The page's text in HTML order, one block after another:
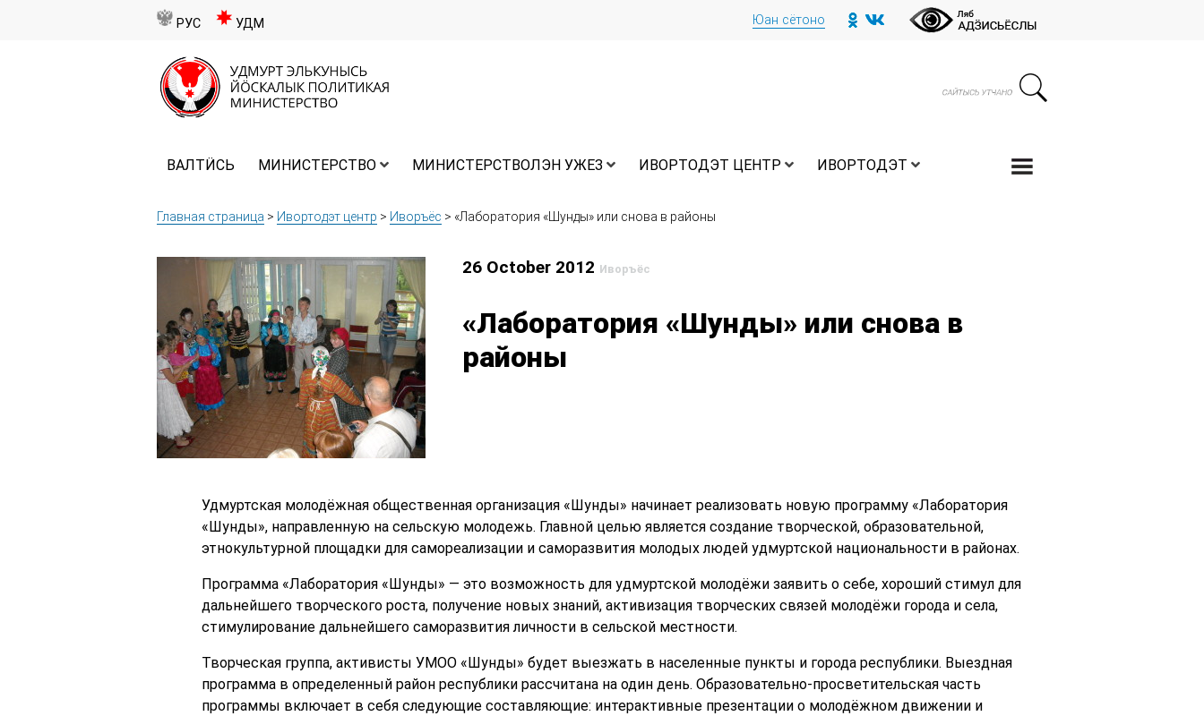
РУС УДМ Юан сётоно
ВАЛТӤСЬ МИНИСТЕРСТВО МИНИСТЕРСТВОЛЭН УЖЕЗ ИВОРТОДЭТ ЦЕНТР ИВОРТОДЭТ
Главная страница > Ивортодэт центр > Иворъёс > «Лаборатория «Шунды» или снова в районы
26 October 2012 Иворъёс
«Лаборатория «Шунды» или снова в
районы
Удмуртская молодёжная общественная организация «Шунды» начинает реализовать новую программу «Лаборатория
«Шунды», направленную на сельскую молодежь. Главной целью является создание творческой, образовательной,
этнокультурной площадки для самореализации и саморазвития молодых людей удмуртской национальности в районах.
Программа «Лаборатория «Шунды» — это возможность для удмуртской молодёжи заявить о себе, хороший стимул для
дальнейшего творческого роста, получение новых знаний, активизация творческих связей молодёжи города и села,
стимулирование дальнейшего саморазвития личности в сельской местности.
Творческая группа, активисты УМОО «Шунды» будет выезжать в населенные пункты и города республики. Выездная
программа в определенный район республики рассчитана на один день. Образовательно-просветительская часть
программы включает в себя следующие составляющие: интерактивные презентации о молодёжном движении и